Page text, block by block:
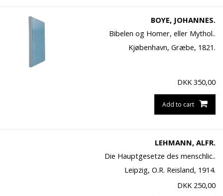
BOYE, JOHANNES.
Bibelen og Homer, eller Mythol..
Kjøbenhavn, Græbe, 1821.
DKK 350,00
Add to cart
LEHMANN, ALFR.
Die Hauptgesetze des menschlic..
Leipzig, O.R. Reisland, 1914.
DKK 250,00